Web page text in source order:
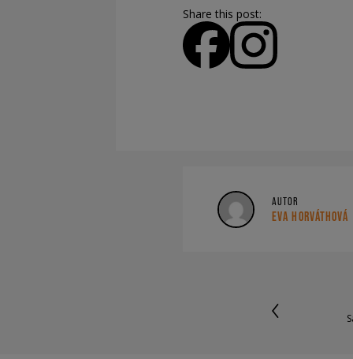
Share this post:
AUTOR
EVA HORVÁTHOVÁ